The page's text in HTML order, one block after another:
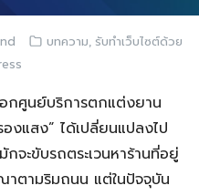
บทความ, รับทำเว็บไซต์ด้วย
กศูนย์บริการตกแต่งยาน
งแสง” ได้เปลี่ยนแปลงไป
จะขับรถตระเวนหาร้านที่อยู่
าตามริมถนน แต่ในปัจจุบัน